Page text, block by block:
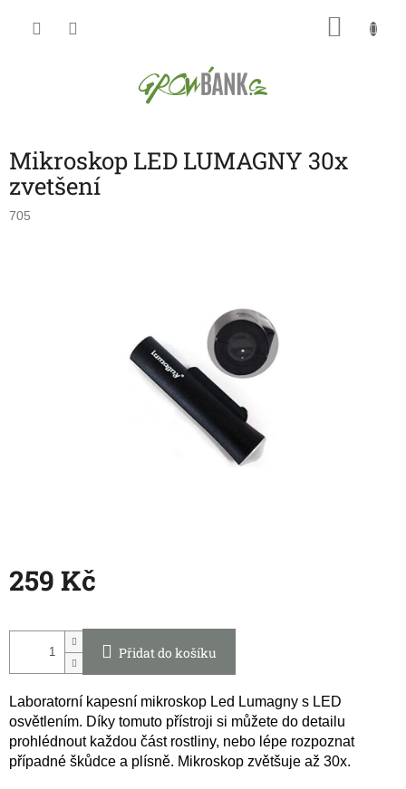
Mikroskop LED LUMAGNY 30x
zvetšení
705
259 Kč
cena:
Přidat do košíku
Laboratorní kapesní mikroskop Led Lumagny s LED
osvětlením. Díky tomuto přístroji si můžete do detailu
prohlédnout každou část rostliny, nebo lépe rozpoznat
případné škůdce a plísně. Mikroskop zvětšuje až 30x.